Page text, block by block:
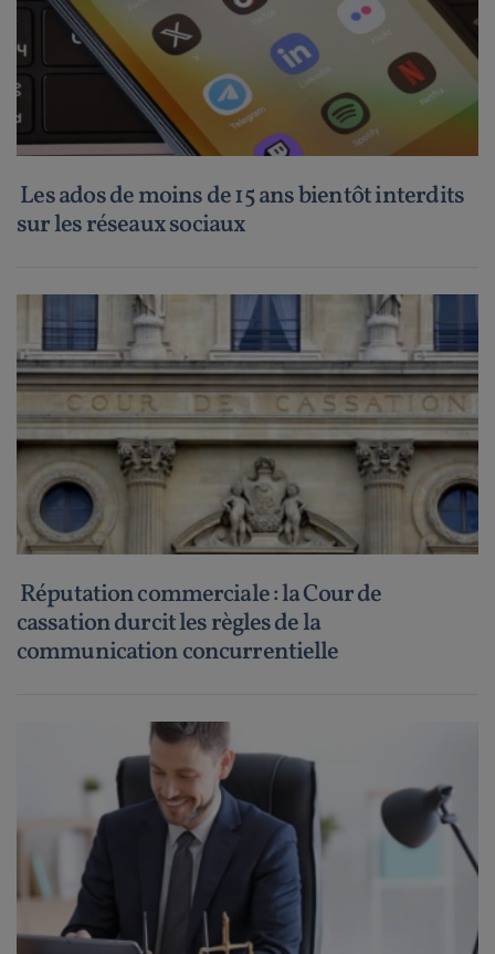
Les ados de moins de 15 ans bientôt interdits
sur les réseaux sociaux
Réputation commerciale : la Cour de
cassation durcit les règles de la
communication concurrentielle